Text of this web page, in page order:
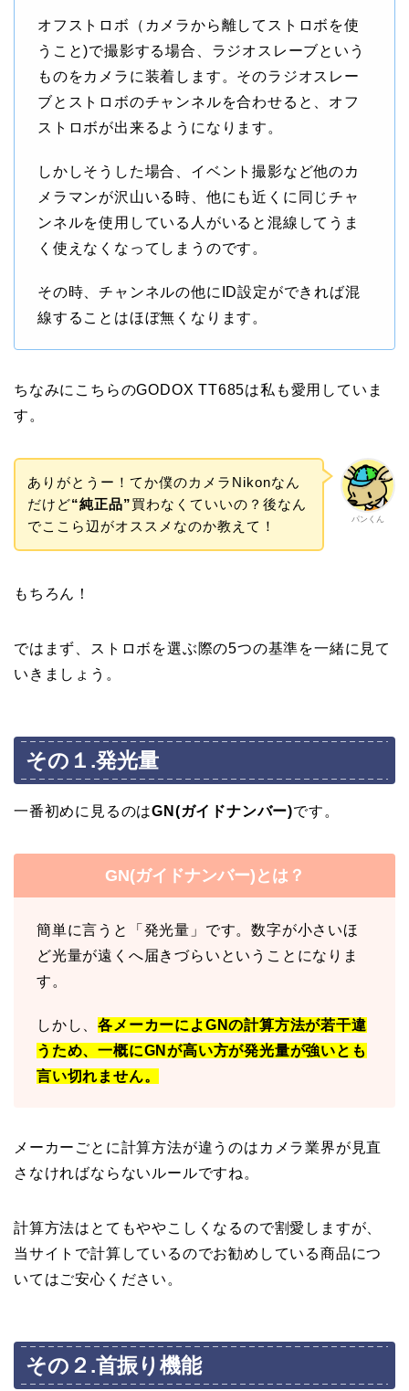
オフストロボ（カメラから離してストロボを使
うこと)で撮影する場合、ラジオスレーブという
ものをカメラに装着します。そのラジオスレー
ブとストロボのチャンネルを合わせると、オフ
ストロボが出来るようになります。
しかしそうした場合、イベント撮影など他のカ
メラマンが沢山いる時、他にも近くに同じチャ
ンネルを使用している人がいると混線してうま
く使えなくなってしまうのです。
その時、チャンネルの他にID設定ができれば混
線することはほぼ無くなります。
ちなみにこちらのGODOX TT685は私も愛用していま
す。
パンくん
ありがとうー！てか僕のカメラNikonなん
だけど“純正品”買わなくていいの？後なん
でここら辺がオススメなのか教えて！
もちろん！
ではまず、ストロボを選ぶ際の5つの基準を一緒に見て
いきましょう。
その１.発光量
一番初めに見るのはGN(ガイドナンバー)です。
GN(ガイドナンバー)とは？
簡単に言うと「発光量」です。数字が小さいほ
ど光量が遠くへ届きづらいということになりま
す。
しかし、各メーカーによGNの計算方法が若干違
うため、一概にGNが高い方が発光量が強いとも
言い切れません。
メーカーごとに計算方法が違うのはカメラ業界が見直
さなければならないルールですね。
計算方法はとてもややこしくなるので割愛しますが、
当サイトで計算しているのでお勧めしている商品につ
いてはご安心ください。
その２.首振り機能